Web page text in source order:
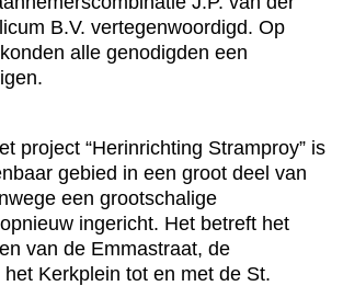
B.V. vertegenwoordigd. Op
alle genodigden een
project “Herinrichting Stramproy” is
gebied in een groot deel van
een grootschalige
ingericht. Het betreft het
van de Emmastraat, de
Kerkplein tot en met de St.